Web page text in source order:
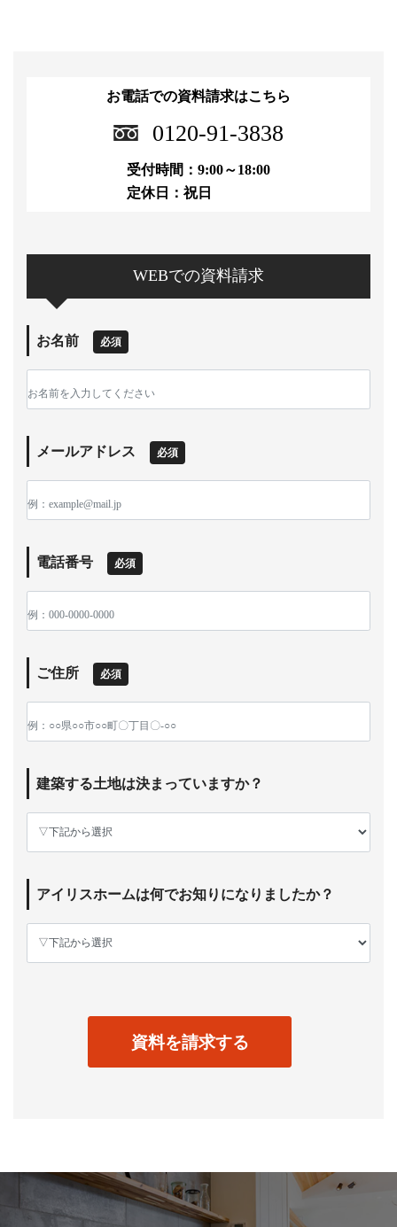
お電話での資料請求はこちら
0120-91-3838
受付時間：9:00～18:00
定休日：祝日
WEBでの資料請求
お名前 必須
メールアドレス 必須
電話番号 必須
ご住所 必須
建築する土地は決まっていますか？
アイリスホームは何でお知りになりましたか？